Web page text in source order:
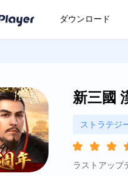
ダウンロード
新三國
ストラテジ
ラストアッ